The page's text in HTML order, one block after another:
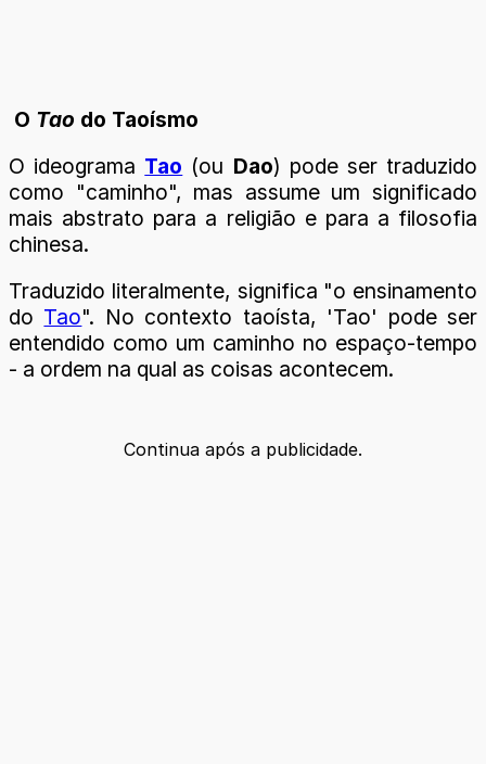
O Tao do Taoísmo
O ideograma Tao (ou Dao) pode ser traduzido
como "caminho", mas assume um significado
mais abstrato para a religião e para a filosofia
chinesa.
Traduzido literalmente, significa "o ensinamento
do Tao". No contexto taoísta, 'Tao' pode ser
entendido como um caminho no espaço-tempo
- a ordem na qual as coisas acontecem.
Continua após a publicidade.